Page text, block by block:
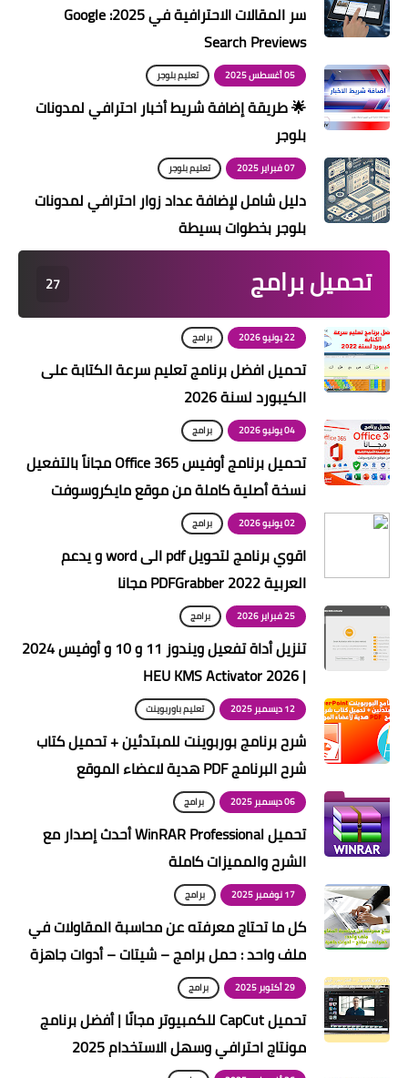
سر المقالات الاحترافية في 2025: Google
Search Previews
05 أغسطس 2025 تعليم بلوجر
🌟 طريقة إضافة شريط أخبار احترافي لمدونات
بلوجر
07 فبراير 2025 تعليم بلوجر
دليل شامل لإضافة عداد زوار احترافي لمدونات
بلوجر بخطوات بسيطة
تحميل برامج 27
22 يونيو 2026 برامج
تحميل افضل برنامج تعليم سرعة الكتابة على
الكيبورد لسنة 2026
04 يونيو 2026 برامج
تحميل برنامج أوفيس Office 365 مجاناً بالتفعيل
نسخة أصلية كاملة من موقع مايكروسوفت
02 يونيو 2026 برامج
اقوي برنامج لتحويل pdf الى word و يدعم
العربية PDFGrabber 2022 مجانا
25 فبراير 2026 برامج
تنزيل أداة تفعيل ويندوز 11 و 10 و أوفيس 2024
| HEU KMS Activator 2026
12 ديسمبر 2025 تعليم باوربوينت
شرح برنامج بوربوينت للمبتدئين + تحميل كتاب
شرح البرنامج PDF هدية لاعضاء الموقع
06 ديسمبر 2025 برامج
تحميل WinRAR Professional أحدث إصدار مع
الشرح والمميزات كاملة
17 نوفمبر 2025 برامج
كل ما تحتاج معرفته عن محاسبة المقاولات في
ملف واحد : حمل برامج – شيتات – أدوات جاهزة
29 أكتوبر 2025 برامج
تحميل CapCut للكمبيوتر مجانًا | أفضل برنامج
مونتاج احترافي وسهل الاستخدام 2025